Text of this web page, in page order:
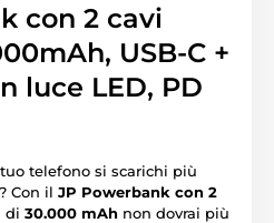
con 2 cavi
USB-C +
luce LED, PD
telefono si scarichi più
Con il JP Powerbank con 2
di 30.000 mAh non dovrai più